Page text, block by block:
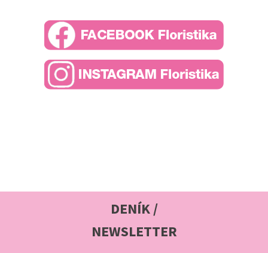
DENÍK /
NEWSLETTER